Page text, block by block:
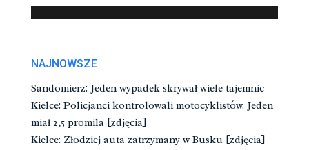
NAJNOWSZE
Sandomierz: Jeden wypadek skrywał wiele tajemnic
Kielce: Policjanci kontrolowali motocyklistów. Jeden
miał 2,5 promila [zdjęcia]
Kielce: Złodziej auta zatrzymany w Busku [zdjęcia]